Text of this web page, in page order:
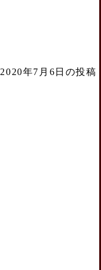
2020年7月6日の投稿